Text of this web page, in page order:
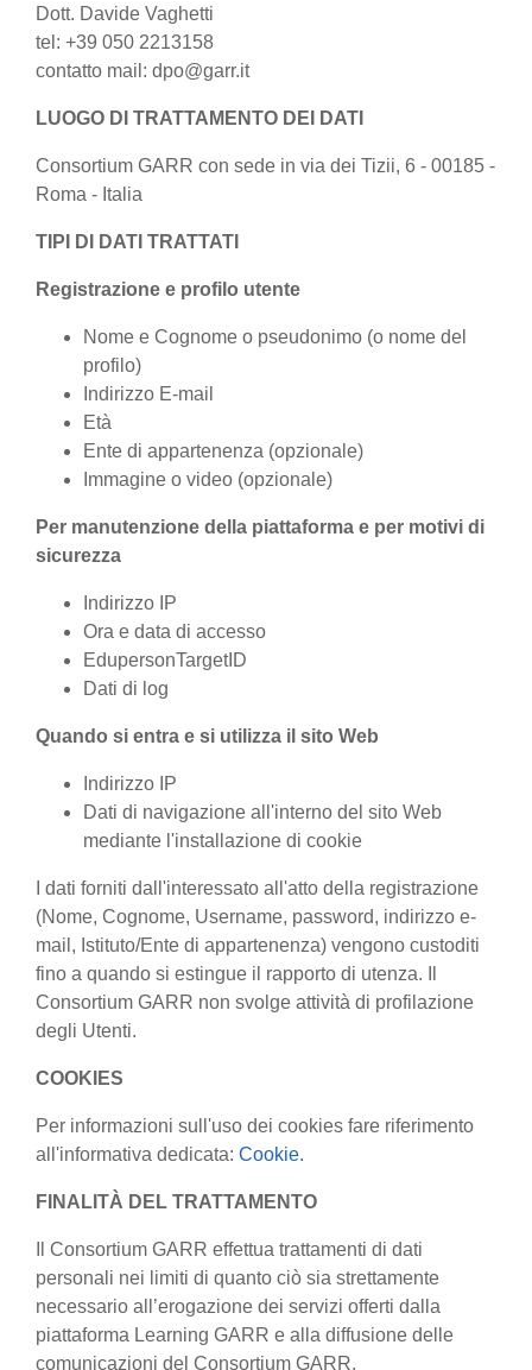
Dott. Davide Vaghetti
tel: +39 050 2213158
contatto mail: dpo@garr.it
LUOGO DI TRATTAMENTO DEI DATI
Consortium GARR con sede in via dei Tizii, 6 - 00185 -
Roma - Italia
TIPI DI DATI TRATTATI
Registrazione e profilo utente
Nome e Cognome o pseudonimo (o nome del
profilo)
Indirizzo E-mail
Età
Ente di appartenenza (opzionale)
Immagine o video (opzionale)
Per manutenzione della piattaforma e per motivi di
sicurezza
Indirizzo IP
Ora e data di accesso
EdupersonTargetID
Dati di log
Quando si entra e si utilizza il sito Web
Indirizzo IP
Dati di navigazione all'interno del sito Web
mediante l'installazione di cookie
I dati forniti dall'interessato all'atto della registrazione
(Nome, Cognome, Username, password, indirizzo e-
mail, Istituto/Ente di appartenenza) vengono custoditi
fino a quando si estingue il rapporto di utenza. Il
Consortium GARR non svolge attività di profilazione
degli Utenti.
COOKIES
Per informazioni sull'uso dei cookies fare riferimento
all'informativa dedicata: Cookie.
FINALITÀ DEL TRATTAMENTO
Il Consortium GARR effettua trattamenti di dati
personali nei limiti di quanto ciò sia strettamente
necessario all’erogazione dei servizi offerti dalla
piattaforma Learning GARR e alla diffusione delle
comunicazioni del Consortium GARR.